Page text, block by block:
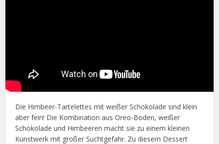
Die Himbeer-Tartelettes mit weißer Schokolade sind klein
aber fein! Die Kombination aus Oreo-Boden, weißer
Schokolade und Himbeeren macht sie zu einem kleinen
Kunstwerk mit großer Suchtgefahr. Zu diesem Dessert